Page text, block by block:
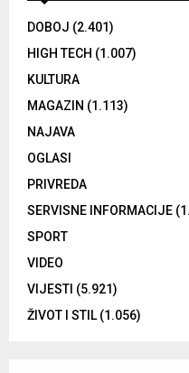
DOBOJ (2.401)
HIGH TECH (1.007)
KULTURA
MAGAZIN (1.113)
NAJAVA
OGLASI
PRIVREDA
SERVISNE INFORMACIJE
SPORT
VIDEO
VIJESTI (5.921)
ŽIVOT I STIL (1.056)